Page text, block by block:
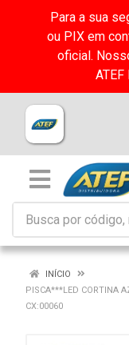
Para a sua
ou PIX em
oficial.
ATEF
INÍCIO
PISCA***LED CORTINA
CX:00060